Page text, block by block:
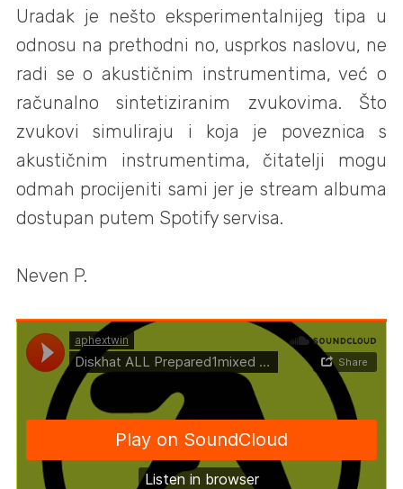
Uradak je nešto eksperimentalnijeg tipa u
odnosu na prethodni no, usprkos naslovu, ne
radi se o akustičnim instrumentima, već o
računalno sintetiziranim zvukovima. Što
zvukovi simuliraju i koja je poveznica s
akustičnim instrumentima, čitatelji mogu
odmah procijeniti sami jer je stream albuma
dostupan putem Spotify servisa.
Neven P.